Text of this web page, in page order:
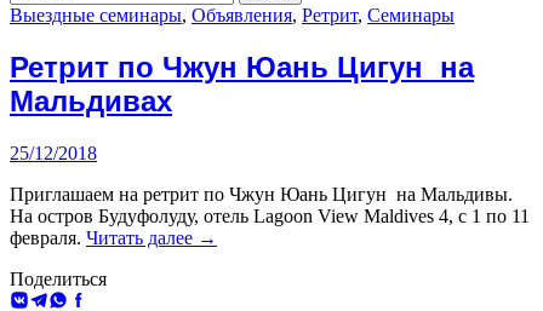
Выездные семинары, Объявления, Ретрит, Семинары
Ретрит по Чжун Юань Цигун на
Мальдивах
25/12/2018
Приглашаем на ретрит по Чжун Юань Цигун на Мальдивы.
На остров Будуфолуду, отель Lagoon View Maldives 4, с 1 по 11
февраля. Читать далее Ретрит
→
Поделиться
ВКонтакте
Telegram
WhatsApp
Facebook